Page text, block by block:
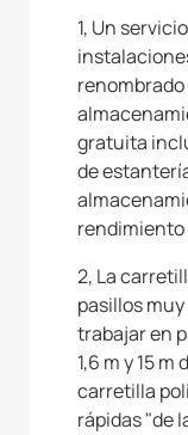
1, Un
gratuita
de
rendimiento
2, La
pasillos
trabajar en
1,6 m y 15
carretilla
rápidas "de